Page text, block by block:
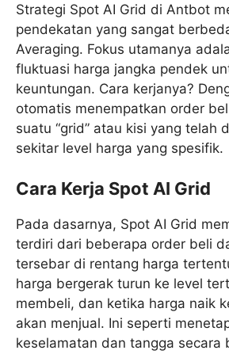
Strategi Spot AI Grid di Antbot
pendekatan yang sangat
Averaging. Fokus utamanya
fluktuasi harga jangka pendek
keuntungan. Cara kerjanya?
otomatis menempatkan order
suatu “grid” atau kisi yang telah
sekitar level harga yang spesifik.
Cara Kerja Spot AI Grid
Pada dasarnya, Spot AI Grid
terdiri dari beberapa order beli
tersebar di rentang harga
harga bergerak turun ke level
membeli, dan ketika harga naik
akan menjual. Ini seperti
keselamatan dan tangga secara